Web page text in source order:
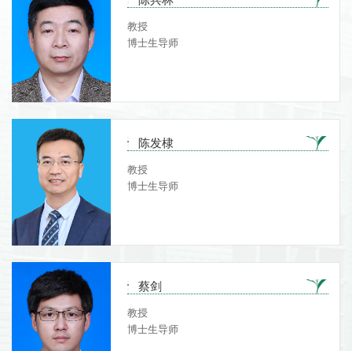
教授
博士生导师
陈发棣
教授
博士生导师
蔡剑
教授
博士生导师